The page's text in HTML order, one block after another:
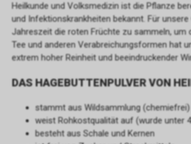
Heilkunde und Volksmedizin ist die Pflanze
und Infektionskrankheiten bekannt. Für
Jahreszeit die roten Früchte zu sammeln, um
Tee und anderen Verabreichungsformen hat
extrem hoher Reinheit und beeindruckender
DAS HAGEBUTTENPULVER VON
stammt aus Wildsammlung (chemiefrei)
weist Rohkostqualität auf (wurde unter
besteht aus Schale und Kernen